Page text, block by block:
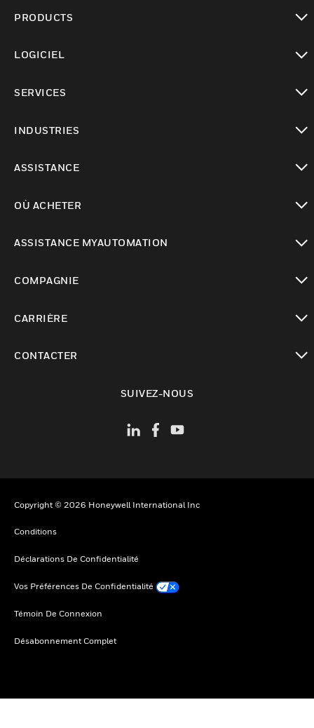
PRODUCTS
LOGICIEL
SERVICES
INDUSTRIES
ASSISTANCE
OÙ ACHETER
ASSISTANCE MYAUTOMATION
COMPAGNIE
CARRIÈRE
CONTACTER
SUIVEZ-NOUS
Copyright © 2026 Honeywell International Inc
Conditions
Déclarations De Confidentialité
Vos Préférences De Confidentialité
Témoin De Connexion
Désabonnement Complet